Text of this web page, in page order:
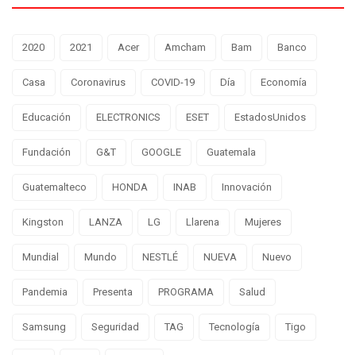
2020 2021 Acer Amcham Bam Banco
Casa Coronavirus COVID-19 Día Economía
Educación ELECTRONICS ESET EstadosUnidos
Fundación G&T GOOGLE Guatemala
Guatemalteco HONDA INAB Innovación
Kingston LANZA LG Llarena Mujeres
Mundial Mundo NESTLÉ NUEVA Nuevo
Pandemia Presenta PROGRAMA Salud
Samsung Seguridad TAG Tecnología Tigo